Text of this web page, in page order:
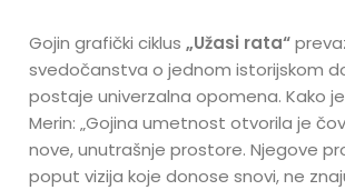
Gojin grafički ciklus„Užasi rata“
svedočanstva o jednom istorijskom
postaje univerzalna opomena. Kako
Merin: „Gojina umetnost otvorila je
nove, unutrašnje prostore. Njegove
poput vizija koje donose snovi, ne